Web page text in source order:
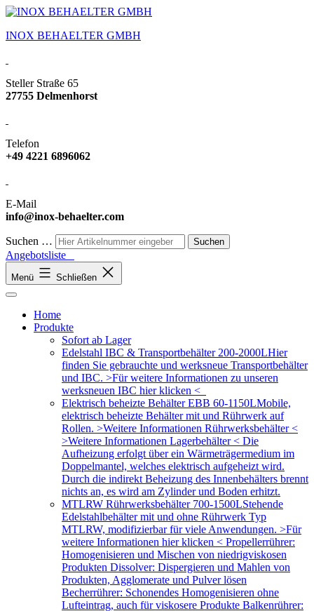
INOX BEHAELTER GMBH
Steller Straße 65
27755 Delmenhorst
Telefon
+49 4221 6896062
E-Mail
info@inox-behaelter.com
Suchen …
Angebotsliste
Menü Schließen
Home
Produkte
Sofort ab Lager
Edelstahl IBC & Transportbehälter 200-2000LHier
finden Sie gebrauchte und werksneue Transportbehälter
und IBC. >Für weitere Informationen zu unseren
werksneuen IBC hier klicken <
Elektrisch beheizte Behälter EBB 60-1150LMobile,
elektrisch beheizte Behälter mit und Rührwerk auf
Rollen. >Weitere Informationen Rührwerksbehälter <
>Weitere Informationen Lagerbehälter < Die
Aufheizung erfolgt über ein Wärmeträgermedium im
Doppelmantel, welches elektrisch aufgeheizt wird.
Durch die indirekt Beheizung des Innenbehälters brennt
nichts an, es wird am Zylinder und Boden erhitzt.
MTLRW Rührwerksbehälter 700-1500LStehende
Edelstahlbehälter mit und ohne Rührwerk Typ
MTLRW, modifizierbar für viele Anwendungen. >Für
weitere Informationen hier klicken < Propellerrührer:
Homogenisieren und Mischen von niedrigviskosen
Produkten Dissolver: Dispergieren und Mahlen von
Produkten, Agglomerate und Pulver lösen
Becherrührer: Schonendes Homogenisieren ohne
Lufteintrag, auch für viskosere Produkte Balkenrührer: